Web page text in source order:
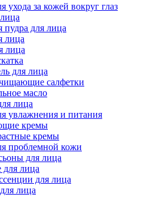
ухода за кожей вокруг глаз
пудра для лица
лица
лица
для лица
салфетки
масло
лица
увлажнения и питания
кремы
кремы
проблемной кожи
для лица
для лица
для лица
лица